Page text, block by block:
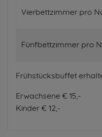
Vierbettzimmer pro
Fünfbettzimmer pro
Frühstücksbuffet
Erwachsene € 15,-
Kinder € 12,-